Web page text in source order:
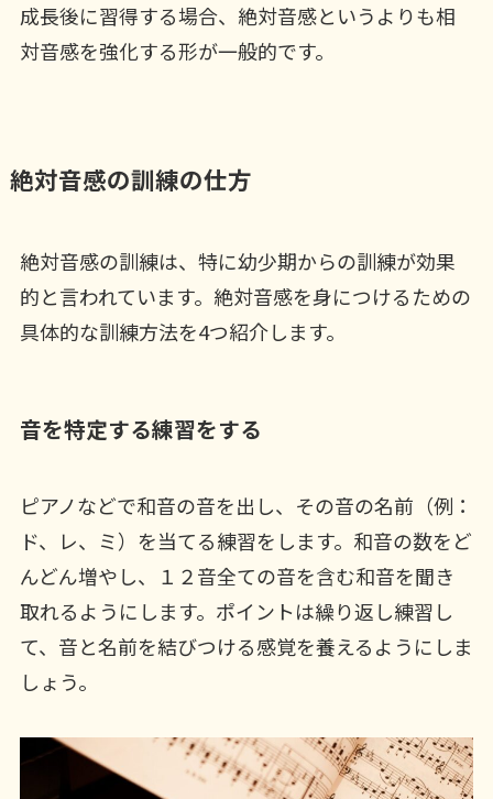
成長後に習得する場合、絶対音感というよりも相
対音感を強化する形が一般的です。
絶対音感の訓練の仕方
絶対音感の訓練は、特に幼少期からの訓練が効果
的と言われています。絶対音感を身につけるための
具体的な訓練方法を4つ紹介します。
音を特定する練習をする
ピアノなどで和音の音を出し、その音の名前（例：
ド、レ、ミ）を当てる練習をします。和音の数をど
んどん増やし、１２音全ての音を含む和音を聞き
取れるようにします。ポイントは繰り返し練習し
て、音と名前を結びつける感覚を養えるようにしま
しょう。